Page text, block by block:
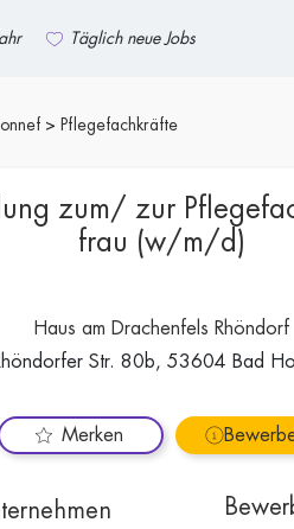
Täglich neue Jobs
Pflegefachkräfte
zum/ zur
frau (w/m/d)
Haus am Drachenfels Rhöndorf
Str. 80b, 53604 Bad
Merken